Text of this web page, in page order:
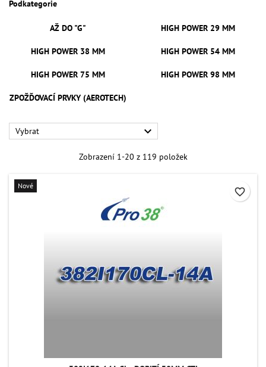
Podkategorie
AŽ DO "G" HIGH POWER 29 MM
HIGH POWER 38 MM HIGH POWER 54 MM
HIGH POWER 75 MM HIGH POWER 98 MM
ZPOŽĎOVACÍ PRVKY (AEROTECH)
Vybrat 
Zobrazení 1-20 z 119 položek
Nové
favorite_border